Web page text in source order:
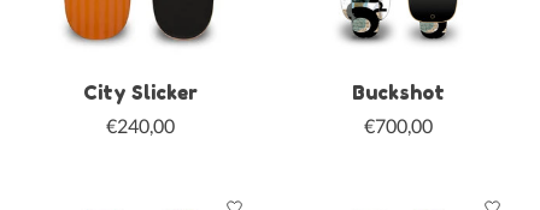
City Slicker
€240,00
Buckshot
€700,00